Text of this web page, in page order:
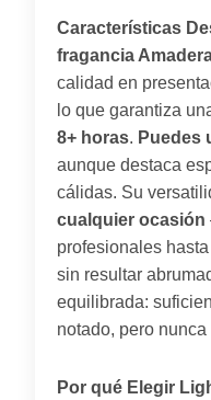
Características
fragancia
calidad en
lo que garantiza
8+ horas. Puedes
aunque destaca
cálidas. Su
cualquier ocasión
profesionales
sin resultar
equilibrada:
notado, pero
Por qué Elegir